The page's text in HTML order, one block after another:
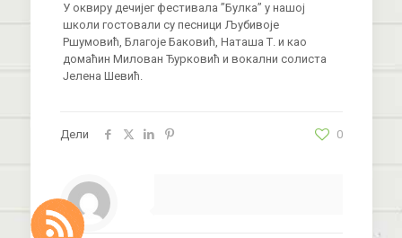
У оквиру дечијег фестивала ’’Булка’’ у нашој
школи гостовали су песници Љубивоје
Ршумовић, Благоје Баковић, Наташа Т. и као
домаћин Милован Ђурковић и вокални солиста
Јелена Шевић.
Дели 0